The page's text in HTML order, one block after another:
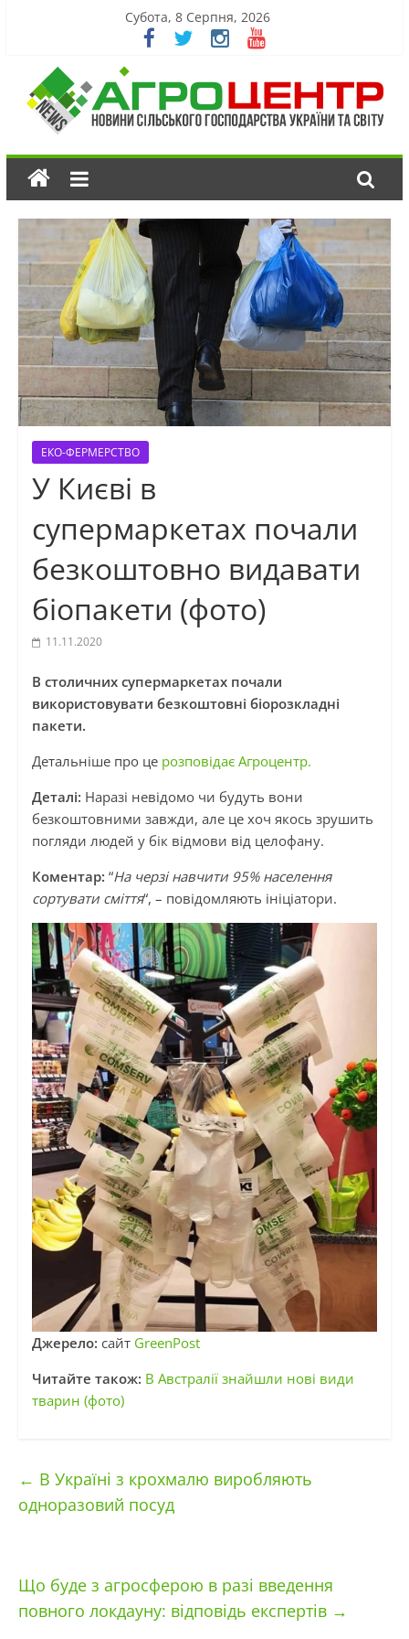
Субота, 8 Серпня, 2026
ЕКО-ФЕРМЕРСТВО
У Києві в
супермаркетах почали
безкоштовно видавати
біопакети (фото)
11.11.2020
В столичних супермаркетах почали
використовувати безкоштовні біорозкладні
пакети.
Детальніше про це розповідає Агроцентр.
Деталі: Наразі невідомо чи будуть вони
безкоштовними завжди, але це хоч якось зрушить
погляди людей у бік відмови від целофану.
Коментар: “На черзі навчити 95% населення
сортувати сміття“, – повідомляють ініціатори.
Джерело: сайт GreenPost
Читайте також: В Австралії знайшли нові види
тварин (фото)
← В Україні з крохмалю виробляють
одноразовий посуд
Що буде з агросферою в разі введення
повного локдауну: відповідь експертів →